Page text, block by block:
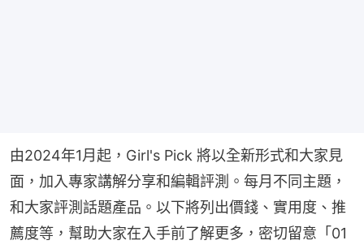
由2024年1月起，Girl's Pick 將以全新形式和大家見
面，加入專家講解分享和編輯評測。每月不同主題，
和大家評測話題產品。以下將列出價錢、實用度、推
薦度等，幫助大家在入手前了解更多，密切留意「01